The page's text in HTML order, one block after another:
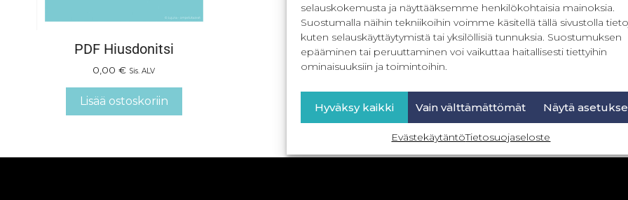
selauskokemusta ja näyttääksemme henkilökohtaisia mainoksia.
Suostumalla näihin tekniikoihin voimme käsitellä tällä sivustolla
kuten selauskäyttäytymistä tai yksilöllisiä tunnuksia. Suostumuksen
epääminen tai peruuttaminen voi vaikuttaa haitallisesti tiettyihin
ominaisuuksiin ja toimintoihin.
Hyväksy kaikki Vain välttämättömät Näytä
EvästekäytäntöTietosuojaseloste
PDF Hiusdonitsi
0,00€ Sis. ALV
Lisää ostoskoriin
Hiusdonitsi
2,90€ Sis. ALV
Lisää ostoskoriin